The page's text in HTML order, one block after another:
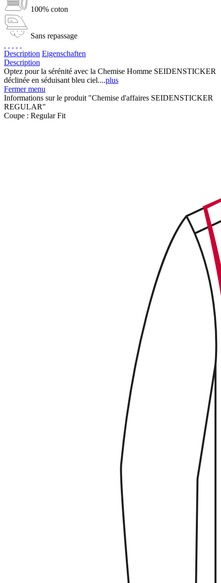
100% coton
Sans repassage
Description Eigenschaften
Description
Optez pour la sérénité avec la Chemise Homme SEIDENSTICKER
déclinée en séduisant bleu ciel....plus
Fermer menu
Informations sur le produit "Chemise d'affaires SEIDENSTICKER
REGULAR"
Coupe : Regular Fit